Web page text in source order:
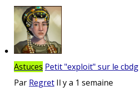
Astuces Petit "exploit" sur le cbdg
Par Regret Il y a 1 semaine